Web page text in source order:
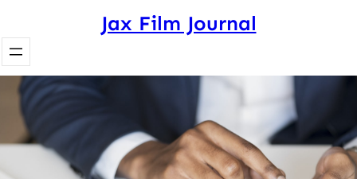
to
content
Jax Film Journal